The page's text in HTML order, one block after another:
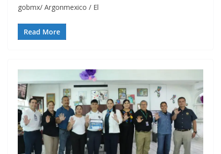
gobmx/ Argonmexico / El
Read More